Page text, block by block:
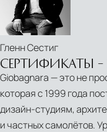
Гленн Сестиг
СЕРТИФИКАТЫ
Giobagnara — это не
которая с 1999 года
дизайн-студиям,
и частных самолётов.